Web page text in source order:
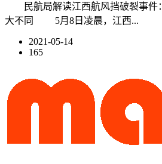
民航局解读江西航风挡破裂事件
大不同 5月8日凌晨，江西...
2021-05-14
165